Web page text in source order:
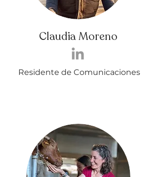
Claudia Moreno
Residente de Comunicaciones